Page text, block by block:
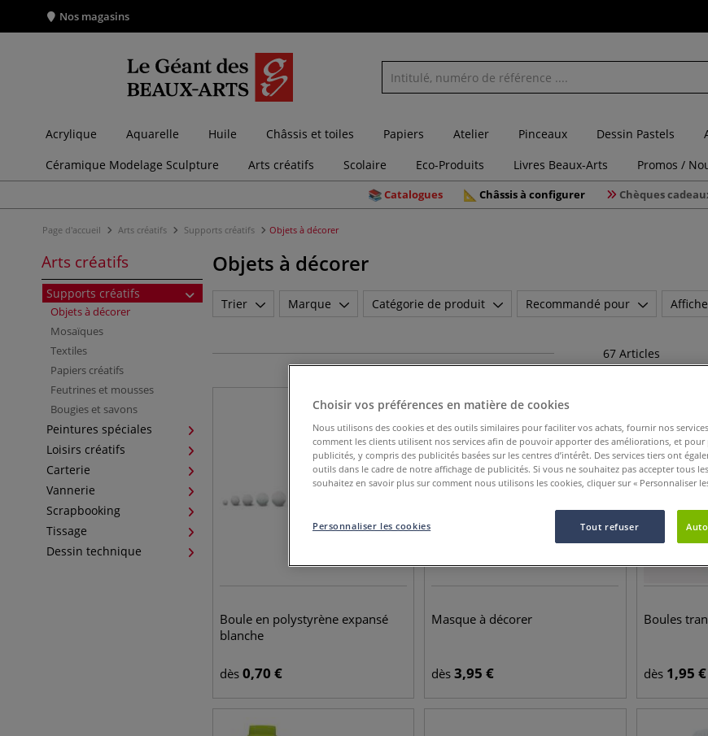
Nos magasins
Acrylique Aquarelle Huile Châssis et toiles Papiers Atelier Pinceaux Dessin Pastels
Céramique Modelage Sculpture
Arts créatifs Scolaire Eco-Produits Livres Beaux-Arts Promos /
Catalogues Châssis à configurer Chèques
Page d'accueil Arts créatifs Supports créatifs Objets à décorer
Arts créatifs
Supports créatifs
Objets à décorer
Mosaïques
Textiles
Papiers créatifs
Feutrines et mousses
Bougies et savons
Peintures spéciales
Loisirs créatifs
Carterie
Vannerie
Scrapbooking
Tissage
Dessin technique
Objets à décorer
Trier Marque Catégorie de produit Recommandé pour
67 Articles
Boule en polystyrène expansé
blanche
dès 0,70 €
Masque à décorer
dès 3,95 €
Boules
dès 1,95 €
Choisir vos préférences en matière de cookies
Nous utilisons des cookies et des outils similaires pour faciliter vos achats, fournir nos
comment les clients utilisent nos services afin de pouvoir apporter des améliorations, et pour
publicités, y compris des publicités basées sur les centres d’intérêt. Des services tiers ont
outils dans le cadre de notre affichage de publicités. Si vous ne souhaitez pas accepter tous
souhaitez en savoir plus sur comment nous utilisons les cookies, cliquer sur « Personnaliser
Tout refuser
Personnaliser les cookies